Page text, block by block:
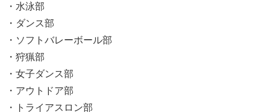
・水泳部
・ダンス部
・ソフトバレーボール部
・狩猟部
・女子ダンス部
・アウトドア部
・トライアスロン部